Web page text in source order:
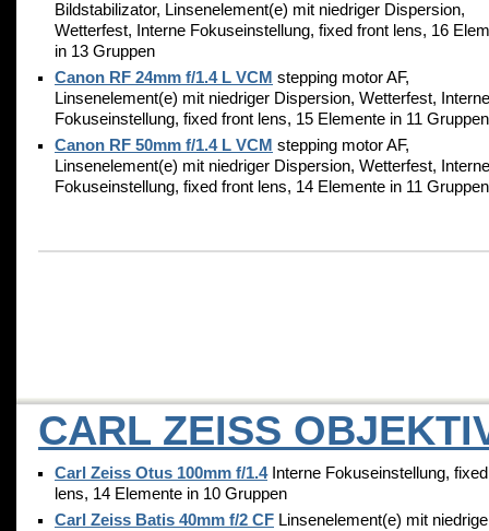
Bildstabilizator, Linsenelement(e) mit niedriger Dispersion,
Wetterfest, Interne Fokuseinstellung, fixed front lens, 16
in 13 Gruppen
Canon RF 24mm f/1.4 L VCM stepping motor AF,
Linsenelement(e) mit niedriger Dispersion, Wetterfest, Interne
Fokuseinstellung, fixed front lens, 15 Elemente in 11 Gruppen
Canon RF 50mm f/1.4 L VCM stepping motor AF,
Linsenelement(e) mit niedriger Dispersion, Wetterfest, Interne
Fokuseinstellung, fixed front lens, 14 Elemente in 11 Gruppen
CARL ZEISS
Carl Zeiss Otus 100mm f/1.4Interne Fokuseinstellung,
lens, 14 Elemente in 10 Gruppen
Carl Zeiss Batis 40mm f/2 CF Linsenelement(e) mit